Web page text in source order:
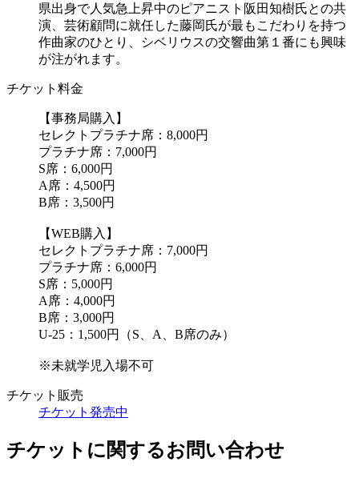
県出身で人気急上昇中のピアニスト阪田知樹氏との共
演、芸術顧問に就任した藤岡氏が最もこだわりを持つ
作曲家のひとり、シベリウスの交響曲第１番にも興味
が注がれます。
チケット料金
【事務局購入】
セレクトプラチナ席：8,000円
プラチナ席：7,000円
S席：6,000円
A席：4,500円
B席：3,500円
【WEB購入】
セレクトプラチナ席：7,000円
プラチナ席：6,000円
S席：5,000円
A席：4,000円
B席：3,000円
U-25：1,500円（S、A、B席のみ）
※未就学児入場不可
チケット販売
チケット発売中
チケットに関するお問い合わせ